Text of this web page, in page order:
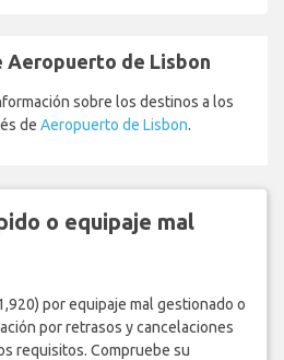
Aeropuerto de Lisbon
sobre los destinos a los
de Aeropuerto de Lisbon.
o equipaje mal
por equipaje mal gestionado o
por retrasos y cancelaciones
requisitos. Compruebe su